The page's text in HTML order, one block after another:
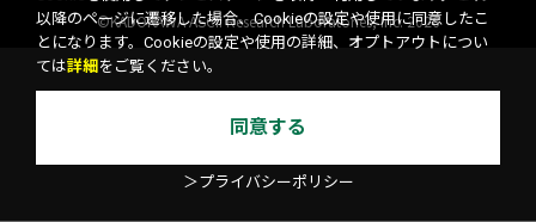
©KADOKAWA ASCII Research Laboratories, Inc. 2026
以降のページに遷移した場合、Cookieの設定や使用に同意したこ
とになります。Cookieの設定や使用の詳細、オプトアウトについ
ては詳細 をご覧ください。
同意する
＞プライバシーポリシー